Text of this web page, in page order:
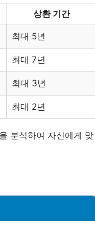
상환 기간
최대 5년
최대 7년
최대 3년
최대 2년
분석하여 자신에게 맞